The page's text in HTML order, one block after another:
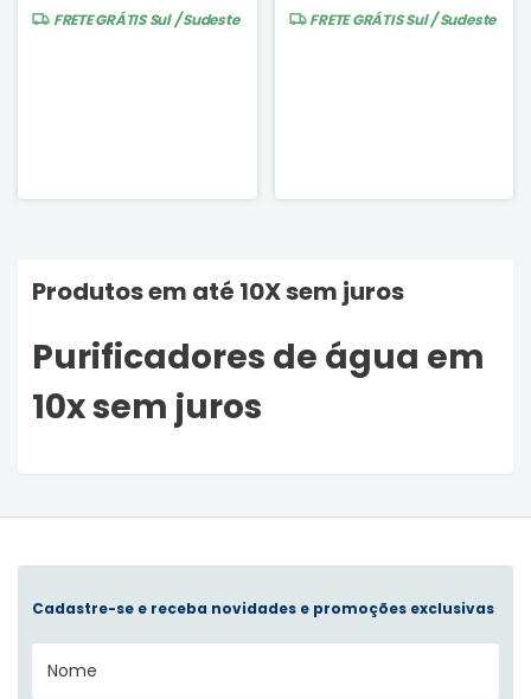
FRETE GRÁTISSul / Sudeste FRETE GRÁTISSul / Sudeste
Produtos em até 10X sem juros
Purificadores de água em
10x sem juros
Cadastre-se e receba novidades e promoções exclusivas